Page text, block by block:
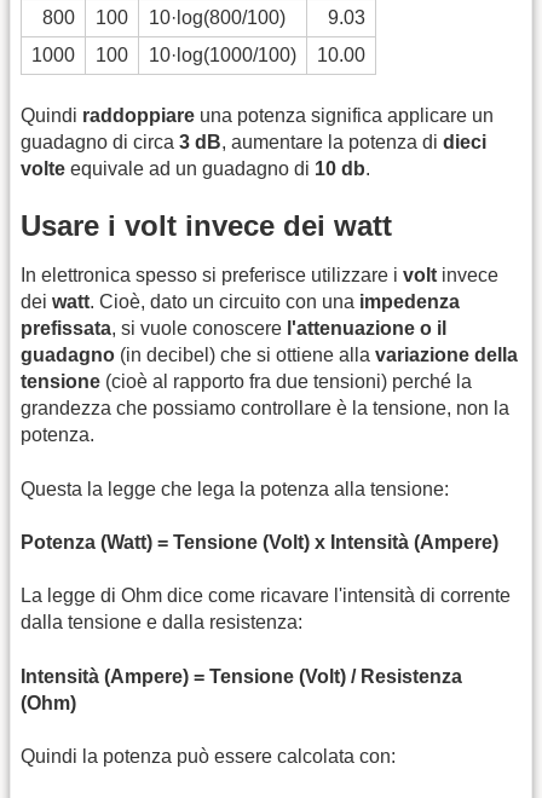
800
100 10·log(800/100)
9.03
1000
100 10·log(1000/100) 10.00
Quindi raddoppiare una potenza significa applicare un
guadagno di circa 3 dB, aumentare la potenza di dieci
volte equivale ad un guadagno di 10 db.
Usare i volt invece dei watt
In elettronica spesso si preferisce utilizzare i volt invece
dei watt. Cioè, dato un circuito con una impedenza
prefissata, si vuole conoscere l'attenuazione o il
guadagno (in decibel) che si ottiene alla variazione della
tensione (cioè al rapporto fra due tensioni) perché la
grandezza che possiamo controllare è la tensione, non la
potenza.
Questa la legge che lega la potenza alla tensione:
Potenza (Watt) = Tensione (Volt) x Intensità (Ampere)
La legge di Ohm dice come ricavare l'intensità di corrente
dalla tensione e dalla resistenza:
Intensità (Ampere) = Tensione (Volt) / Resistenza
(Ohm)
Quindi la potenza può essere calcolata con: